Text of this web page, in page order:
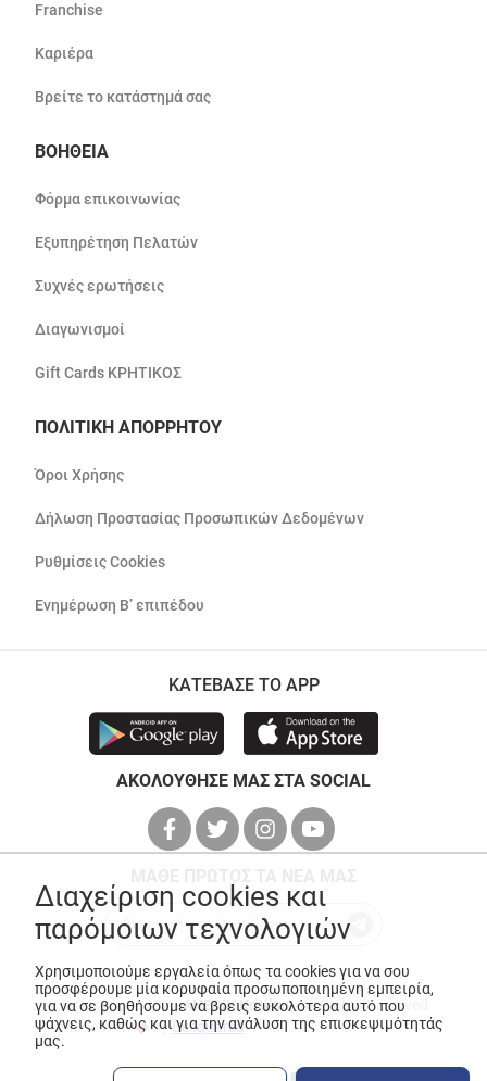
Franchise
Καριέρα
Βρείτε το κατάστημά σας
ΒΟΗΘΕΙΑ
Φόρμα επικοινωνίας
Εξυπηρέτηση Πελατών
Συχνές ερωτήσεις
Διαγωνισμοί
Gift Cards ΚΡΗΤΙΚΟΣ
ΠΟΛΙΤΙΚΗ ΑΠΟΡΡΗΤΟΥ
Όροι Χρήσης
Δήλωση Προστασίας Προσωπικών Δεδομένων
Ρυθμίσεις Cookies
Ενημέρωση Β’ επιπέδου
ΚΑΤΕΒΑΣΕ ΤΟ APP
ΑΚΟΛΟΥΘΗΣΕ ΜΑΣ ΣΤΑ SOCIAL
© Copyright 2026ANEDIK Kritikos. All Rights Reserved
Made with
byDesquared
Διαχείριση cookies και
παρόμοιων τεχνολογιών
Χρησιμοποιούμε εργαλεία όπως τα cookies για να σου
προσφέρουμε μία κορυφαία προσωποποιημένη εμπειρία,
για να σε βοηθήσουμε να βρεις ευκολότερα αυτό που
ψάχνεις, καθώς και για την ανάλυση της επισκεψιμότητάς
μας.